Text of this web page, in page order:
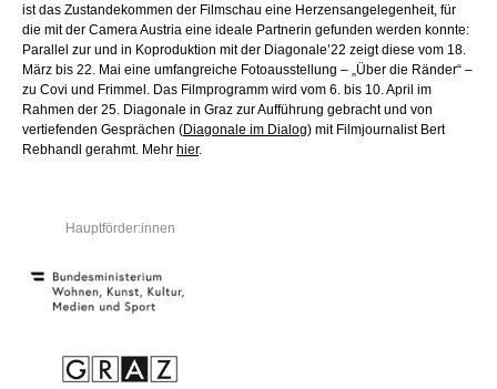
ist das Zustandekommen der Filmschau eine Herzensangelegenheit, für
die mit der Camera Austria eine ideale Partnerin gefunden werden konnte:
Parallel zur und in Koproduktion mit der Diagonale’22 zeigt diese vom 18.
März bis 22. Mai eine umfangreiche Fotoausstellung – „Über die Ränder“ –
zu Covi und Frimmel. Das Filmprogramm wird vom 6. bis 10. April im
Rahmen der 25. Diagonale in Graz zur Aufführung gebracht und von
vertiefenden Gesprächen (Diagonale im Dialog) mit Filmjournalist Bert
Rebhandl gerahmt. Mehr hier.
Hauptförder:innen